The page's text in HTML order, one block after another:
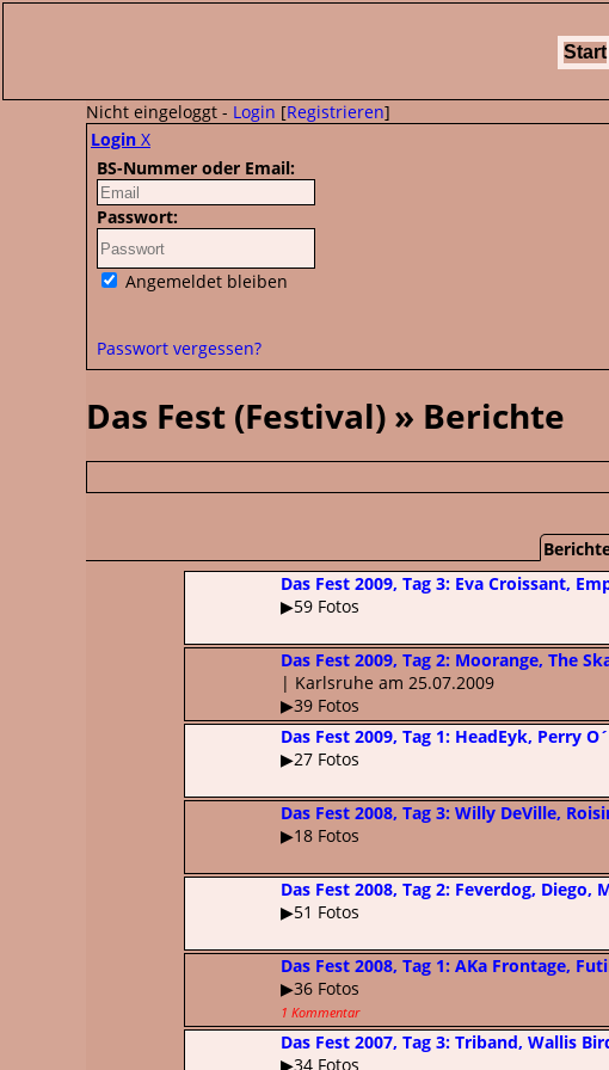
Start
Nicht eingeloggt - Login [Registrieren]
Login X
BS-Nummer oder Email:
Passwort:
Angemeldet bleiben
Passwort vergessen?
Das Fest (Festival) » Berichte
Das Fest 2009, Tag 3: Eva Croissant,
▶59 Fotos
Das Fest 2009, Tag 2: Moorange, The
| Karlsruhe am 25.07.2009
▶39 Fotos
Das Fest 2009, Tag 1: HeadEyk, Perry
▶27 Fotos
Das Fest 2008, Tag 3: Willy DeVille,
▶18 Fotos
Das Fest 2008, Tag 2: Feverdog,
▶51 Fotos
Das Fest 2008, Tag 1: AKa Frontage,
▶36 Fotos
1 Kommentar
Das Fest 2007, Tag 3: Triband, Wallis
▶34 Fotos